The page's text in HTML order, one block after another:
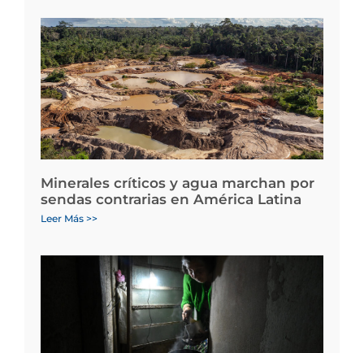
Minerales críticos y agua marchan por
sendas contrarias en América Latina
Leer Más >>